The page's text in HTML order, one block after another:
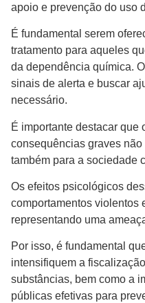
apoio e prevenção do uso
É fundamental serem
tratamento para aqueles
da dependência química.
sinais de alerta e buscar
necessário.
É importante destacar que
consequências graves
também para a sociedade
Os efeitos psicológicos
comportamentos violentos
representando uma
Por isso, é fundamental
intensifiquem a
substâncias, bem como a
públicas efetivas para